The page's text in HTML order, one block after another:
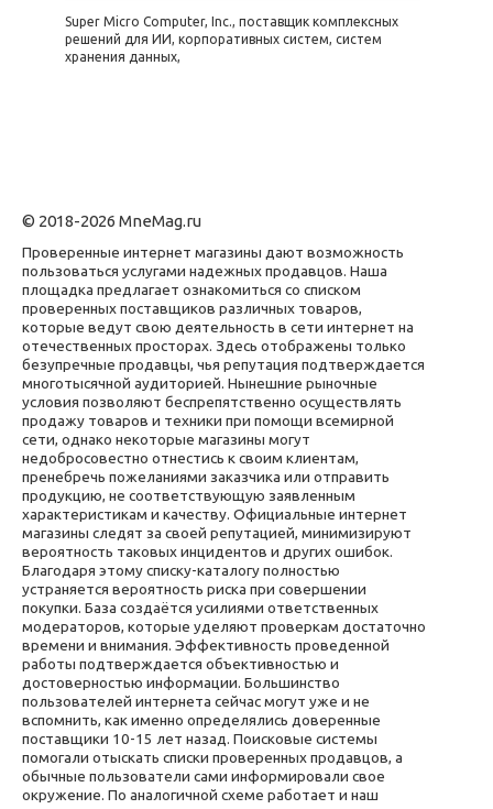
Super Micro Computer, Inc., поставщик комплексных
решений для ИИ, корпоративных систем, систем
хранения данных,
© 2018-2026 MneMag.ru
Проверенные интернет магазины дают возможность
пользоваться услугами надежных продавцов. Наша
площадка предлагает ознакомиться со списком
проверенных поставщиков различных товаров,
которые ведут свою деятельность в сети интернет на
отечественных просторах. Здесь отображены только
безупречные продавцы, чья репутация подтверждается
многотысячной аудиторией. Нынешние рыночные
условия позволяют беспрепятственно осуществлять
продажу товаров и техники при помощи всемирной
сети, однако некоторые магазины могут
недобросовестно отнестись к своим клиентам,
пренебречь пожеланиями заказчика или отправить
продукцию, не соответствующую заявленным
характеристикам и качеству. Официальные интернет
магазины следят за своей репутацией, минимизируют
вероятность таковых инцидентов и других ошибок.
Благодаря этому списку-каталогу полностью
устраняется вероятность риска при совершении
покупки. База создаётся усилиями ответственных
модераторов, которые уделяют проверкам достаточно
времени и внимания. Эффективность проведенной
работы подтверждается объективностью и
достоверностью информации. Большинство
пользователей интернета сейчас могут уже и не
вспомнить, как именно определялись доверенные
поставщики 10-15 лет назад. Поисковые системы
помогали отыскать списки проверенных продавцов, а
обычные пользователи сами информировали свое
окружение. По аналогичной схеме работает и наш